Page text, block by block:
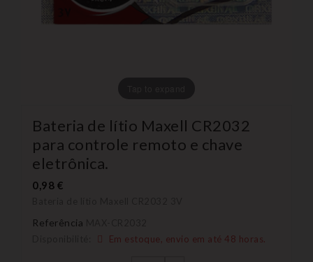
Bateria de lítio Maxell CR2032
para controle remoto e chave
eletrônica.
0,98 €
Referência
Em estoque, envio em até 48 horas.